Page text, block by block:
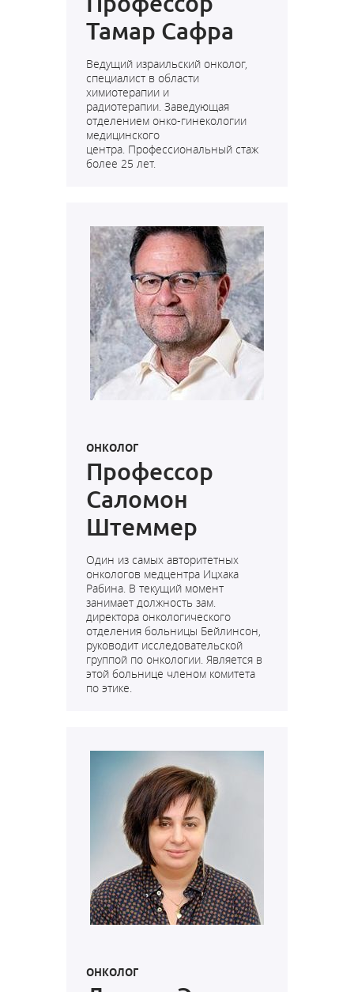
Тамар Сафра
Ведущий израильский онколог,
специалист в области
химиотерапии и
радиотерапии. Заведующая
отделением онко-гинекологии
медицинского
центра. Профессиональный стаж
более 25 лет.
ОНКОЛОГ
Профессор
Саломон
Штеммер
Один из самых авторитетных
онкологов медцентра Ицхака
Рабина. В текущий момент
занимает должность зам.
директора онкологического
отделения больницы Бейлинсон,
руководит исследовательской
группой по онкологии. Является в
этой больнице членом комитета
по этике.
ОНКОЛОГ